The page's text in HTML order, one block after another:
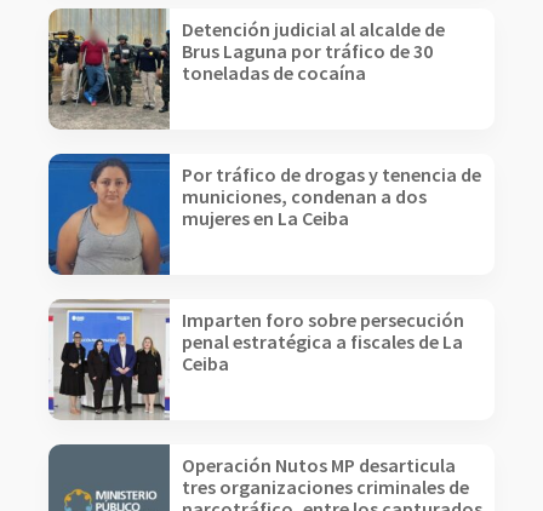
Detención judicial al alcalde de
Brus Laguna por tráfico de 30
toneladas de cocaína
Por tráfico de drogas y tenencia de
municiones, condenan a dos
mujeres en La Ceiba
Imparten foro sobre persecución
penal estratégica a fiscales de La
Ceiba
Operación Nutos MP desarticula
tres organizaciones criminales de